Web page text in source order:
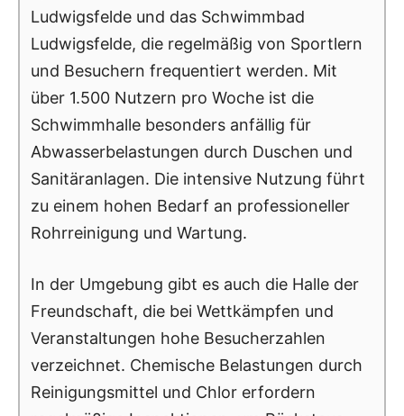
Ludwigsfelde und das Schwimmbad
Ludwigsfelde, die regelmäßig von Sportlern
und Besuchern frequentiert werden. Mit
über 1.500 Nutzern pro Woche ist die
Schwimmhalle besonders anfällig für
Abwasserbelastungen durch Duschen und
Sanitäranlagen. Die intensive Nutzung führt
zu einem hohen Bedarf an professioneller
Rohrreinigung und Wartung.
In der Umgebung gibt es auch die Halle der
Freundschaft, die bei Wettkämpfen und
Veranstaltungen hohe Besucherzahlen
verzeichnet. Chemische Belastungen durch
Reinigungsmittel und Chlor erfordern